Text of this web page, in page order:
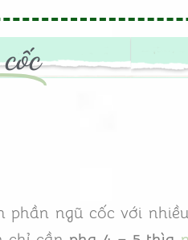
phần ngũ cốc với